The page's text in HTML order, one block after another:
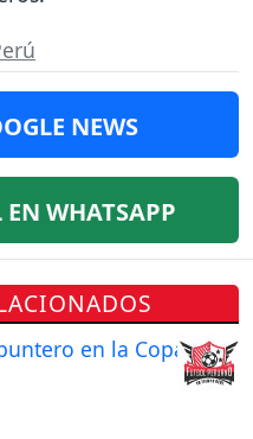
NEWS
WHATSAPP